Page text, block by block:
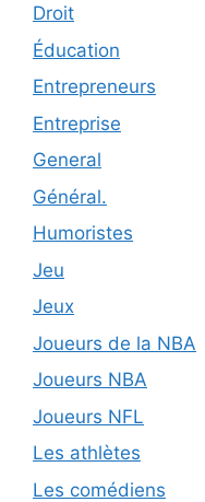
Droit
Éducation
Entrepreneurs
Entreprise
General
Général.
Humoristes
Jeu
Jeux
Joueurs de la NBA
Joueurs NBA
Joueurs NFL
Les athlètes
Les comédiens